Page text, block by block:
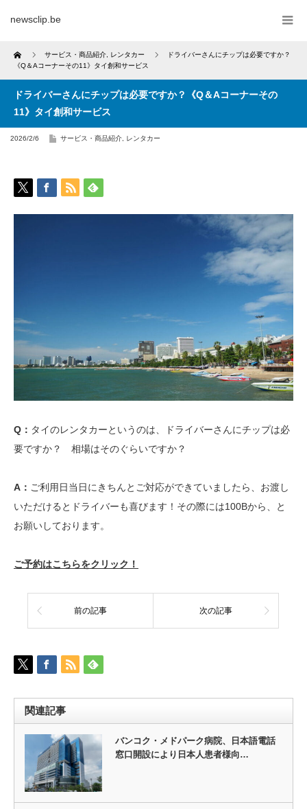
newsclip.be
Home サービス・商品紹介 レンタカー
ドライバーさんにチップは必要ですか？
《Q＆Aコーナーその11》タイ創和サービス
ドライバーさんにチップは必要ですか？《Q＆Aコーナーその
11》タイ創和サービス
2026/2/6 サービス・商品紹介 レンタカー
Q： タイのレンタカーというのは、ドライバーさんにチップは必
要ですか？ 相場はそのぐらいですか？
A： ご利用日当日にきちんとご対応ができていましたら、お渡し
いただけるとドライバーも喜びます！その際には100Bから、と
お願いしております。
ご予約はこちらをクリック！
前の記事 次の記事
関連記事
バンコク・メドパーク病院、日本語電話
窓口開設により日本人患者様向…